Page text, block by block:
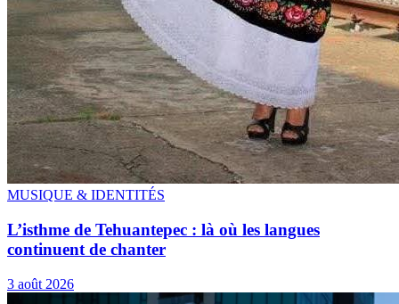
MUSIQUE & IDENTITÉS
L’isthme de Tehuantepec : là où les langues
continuent de chanter
3 août 2026